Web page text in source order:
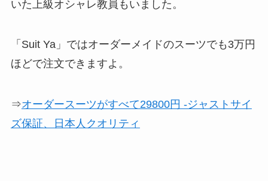
いた上級オシャレ教員もいました。
「Suit Ya」ではオーダーメイドのスーツでも3万円
ほどで注文できますよ。
⇒オーダースーツがすべて29800円 -ジャストサイ
ズ保証、日本人クオリティ